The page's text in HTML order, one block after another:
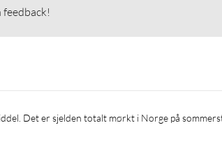
feedback!
Det er sjelden totalt mørkt i Norge på